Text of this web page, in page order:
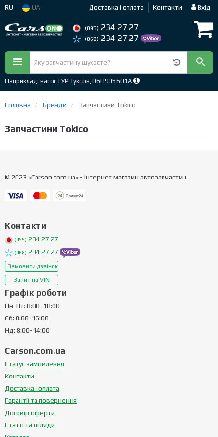
RU UA Доставка і оплата Контакти Вхід
(095) 234 27 27
(068) 234 27 27
Наприклад: насос ГУР Туксон, 06H905601A
Головна Бренди Запчастини Tokico
Запчастини Tokico
© 2023 «Carson.com.ua» - інтернет магазин автозапчастин
Контакти
(095) 234 27 27
(068) 234 27 27
Замовити дзвінок
Запит на VIN
Графік роботи
Пн-Пт: 8:00-18:00
Сб: 8:00-16:00
Нд: 8:00-14:00
Carson.com.ua
Статус замовлення
Контакти
Доставка і оплата
Гарантії та повернення
Договір оферти
Статті та огляди